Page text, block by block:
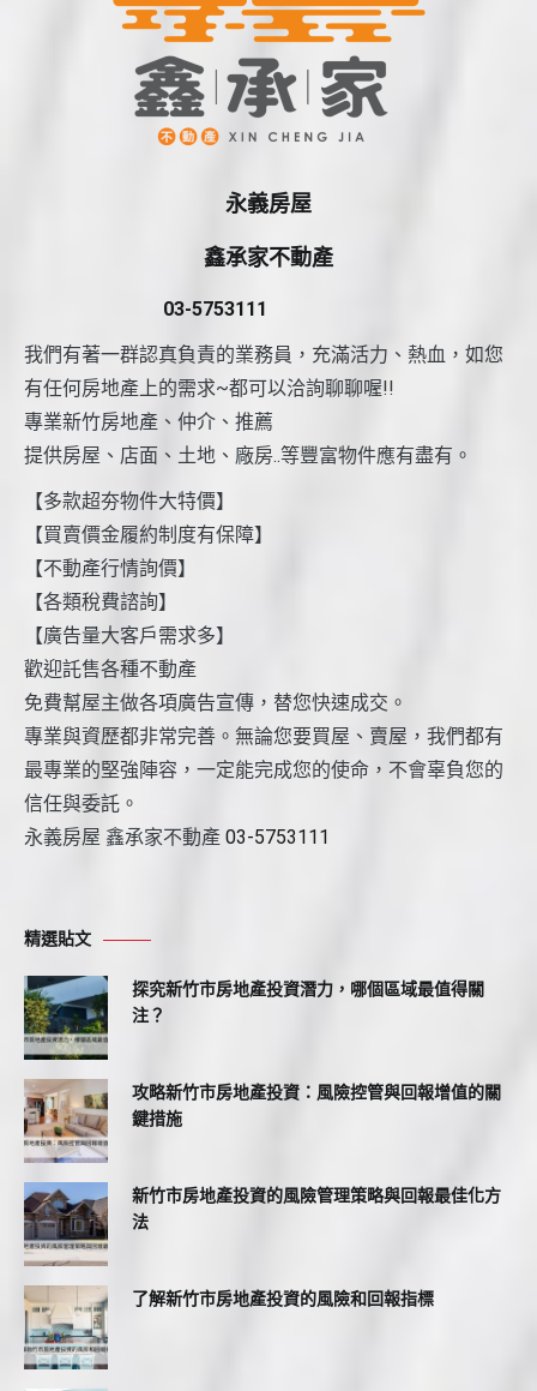
永義房屋
鑫承家不動產
03-5753111
我們有著一群認真負責的業務員，充滿活力、熱血，如您
有任何房地產上的需求~都可以洽詢聊聊喔!!
專業新竹房地產、仲介、推薦
提供房屋、店面、土地、廠房..等豐富物件應有盡有。
【多款超夯物件大特價】
【買賣價金履約制度有保障】
【不動產行情詢價】
【各類稅費諮詢】
【廣告量大客戶需求多】
歡迎託售各種不動產
免費幫屋主做各項廣告宣傳，替您快速成交。
專業與資歷都非常完善。無論您要買屋、賣屋，我們都有
最專業的堅強陣容，一定能完成您的使命，不會辜負您的
信任與委託。
永義房屋 鑫承家不動產 03-5753111
精選貼文
探究新竹市房地產投資潛力，哪個區域最值得關
注？
攻略新竹市房地產投資：風險控管與回報增值的關
鍵措施
新竹市房地產投資的風險管理策略與回報最佳化方
法
了解新竹市房地產投資的風險和回報指標